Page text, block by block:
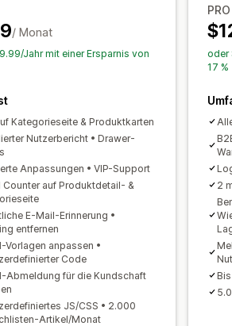
Schaltfläche für
Analysen und
Kundennachfrage
/ Monat
Jahr mit einer Ersparnis von
Kategorieseite & Produktkarten
Nutzerbericht • Drawer-
Anpassungen • VIP-Support
Counter auf Produktdetail- &
E-Mail-Erinnerung •
entfernen
Vorlagen anpassen •
Code
Abmeldung für die Kundschaft
JS/CSS • 2.000
Artikel/Monat
PRO
oder
17 %
2